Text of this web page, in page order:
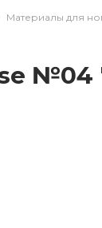
Материалы для
№04